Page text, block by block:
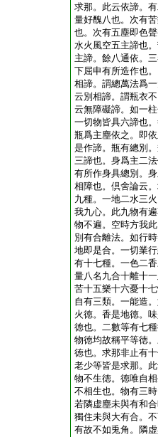
求那。此云依諦。
量好醜八也。次有
也。次有五塵即色
水火風空五主諦也
主諦。餘八通依。
下屈申有所造作也
相諦。謂總萬法爲
云別相諦。謂瓶衣
云無障礙諦。如一
一切物皆具六諦也
瓶爲主塵依之。即
是作諦。瓶有總別
三諦也。身爲主二
有所作身具總別。
相障也。倶舍論云
九種。一地二水三
我九心。此九物有
物不遍。空時方我
別有合離法。如行
地即是合。一切業
有十七種。一色二
量八名九合十離十
苦十五樂十六憂十
自有三類。一能造
火徳。香是地徳。
徳也。二數等有七
物徳均故稱平等徳
徳也。求那非止有
老少等皆是求那。
物不生徳。徳唯自
不相生也。物有三
若隣虚塵未與有和
獨住未與大有合。
有故不如兎角。隣